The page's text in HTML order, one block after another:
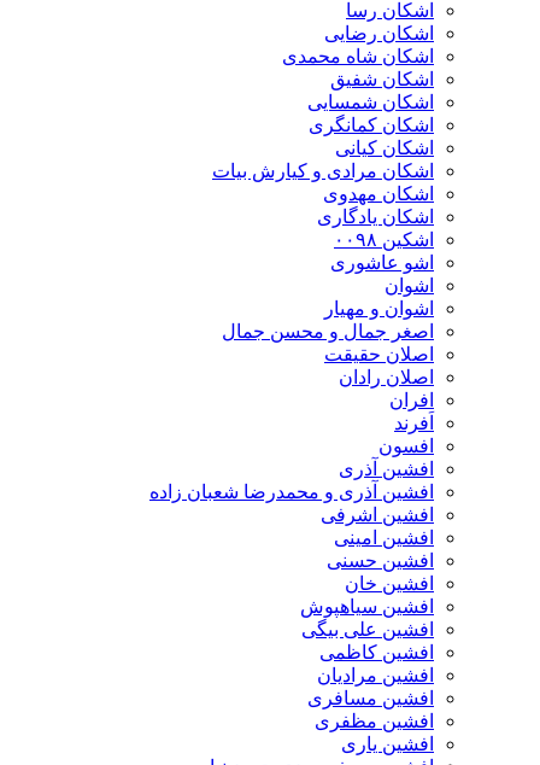
اشکان رسا
اشکان رضایی
اشکان شاه محمدی
اشکان شفیق
اشکان شمسایی
اشکان‌ کمانگری
اشکان کیانی
اشکان مرادی و کیارش بیات
اشکان مهدوی
اشکان یادگاری
اشکین ۰۰۹۸
اشو عاشوری
اشوان
اشوان و مهیار
اصغر جمال و محسن جمال
اصلان حقیقت
اصلان رادان
افران
اَفرند
افسون
افشین آذری
افشین آذری و محمدرضا شعبان زاده
افشین اشرفی
افشین امینی
افشین حسنی
افشین خان
افشین سیاهپوش
افشین علی بیگی
افشین کاظمی
افشین مرادیان
افشین مسافری
افشین مظفری
افشین یاری